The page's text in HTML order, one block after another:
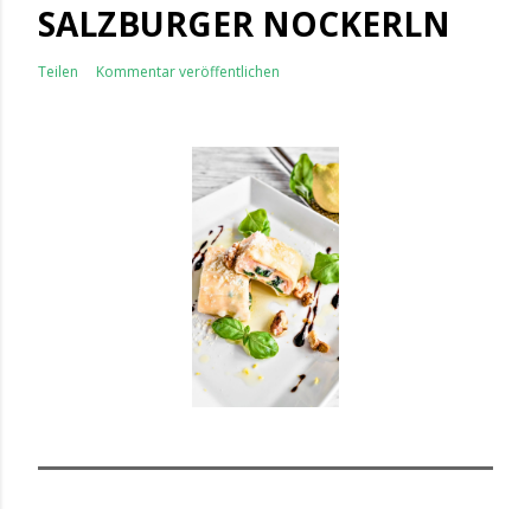
SALZBURGER NOCKERLN
Teilen Kommentar veröffentlichen